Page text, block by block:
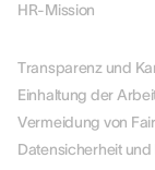
HR-Mission
Transparenz und
Einhaltung der
Vermeidung von
Datensicherheit